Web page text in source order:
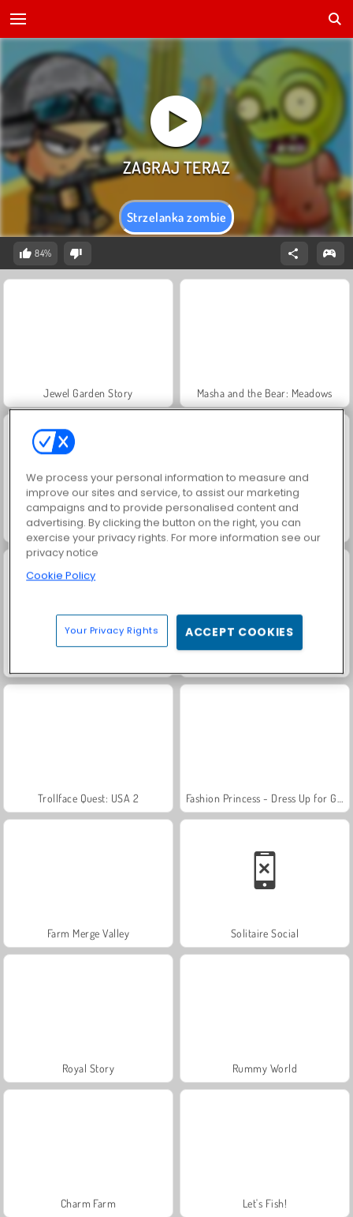
Strzelanka zombie
84%
Jewel Garden Story Masha and the Bear: Meadows
Scala 40 Juice Merge
Trollface Quest: USA 2
Farm Merge Valley Solitaire Social
Royal Story Rummy World
Charm Farm Let's Fish!
We process your personal information to measure and
improve our sites and service, to assist our marketing
campaigns and to provide personalised content and
advertising. By clicking the button on the right, you can
exercise your privacy rights. For more information see our
privacy notice
Cookie Policy
Your Privacy Rights ACCEPT COOKIES